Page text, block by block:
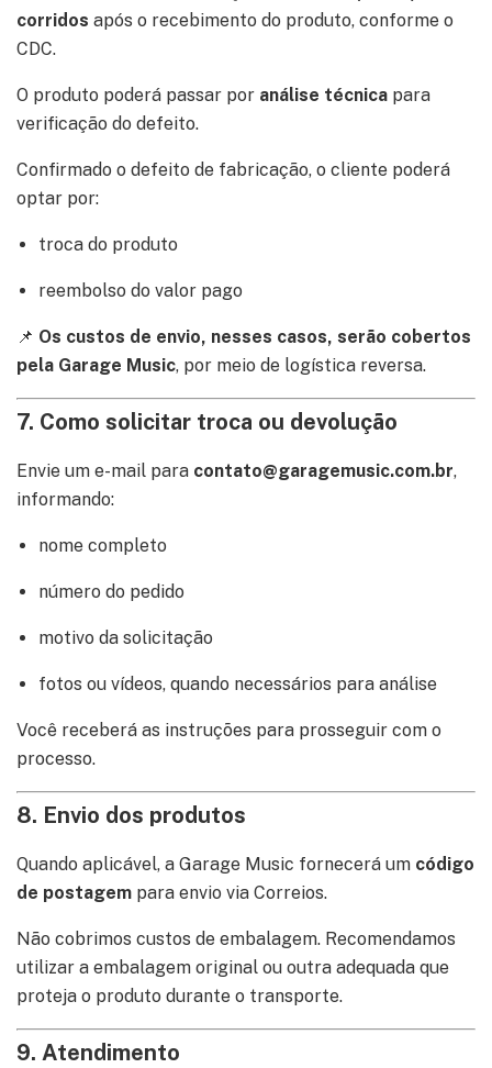
corridos após o recebimento do produto, conforme o
CDC.
O produto poderá passar por análise técnica para
verificação do defeito.
Confirmado o defeito de fabricação, o cliente poderá
optar por:
troca do produto
reembolso do valor pago
📌 Os custos de envio, nesses casos, serão cobertos
pela Garage Music, por meio de logística reversa.
7. Como solicitar troca ou devolução
Envie um e-mail para contato@garagemusic.com.br,
informando:
nome completo
número do pedido
motivo da solicitação
fotos ou vídeos, quando necessários para análise
Você receberá as instruções para prosseguir com o
processo.
8. Envio dos produtos
Quando aplicável, a Garage Music fornecerá um código
de postagem para envio via Correios.
Não cobrimos custos de embalagem. Recomendamos
utilizar a embalagem original ou outra adequada que
proteja o produto durante o transporte.
9. Atendimento